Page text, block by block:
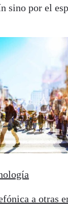
sino por el
a otras